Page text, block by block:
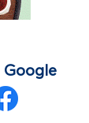
Google